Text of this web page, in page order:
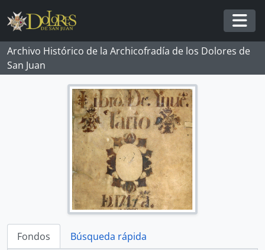
Skip to main content
Archivo Histórico de la Archicofradía de los Dolores de
San Juan
Fondos
Búsqueda rápida